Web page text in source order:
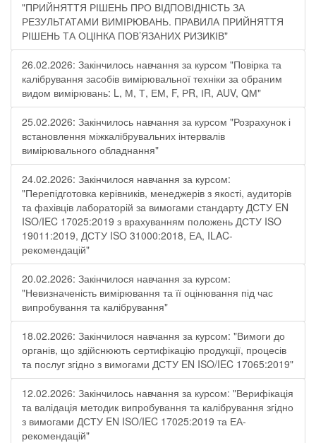
"ПРИЙНЯТТЯ РІШЕНЬ ПРО ВІДПОВІДНІСТЬ ЗА
РЕЗУЛЬТАТАМИ ВИМІРЮВАНЬ. ПРАВИЛА ПРИЙНЯТТЯ
РІШЕНЬ ТА ОЦІНКА ПОВ’ЯЗАНИХ РИЗИКІВ"
26.02.2026: Закінчилось навчання за курсом "Повірка та
калібрування засобів вимірювальної техніки за обраним
видом вимірювань: L, М, Т, ЕМ, F, РR, ІR, АUV, QМ"
25.02.2026: Закінчилось навчання за курсом "Розрахунок і
встановлення міжкалібрувальних інтервалів
вимірювального обладнання"
24.02.2026: Закінчилося навчання за курсом:
"Перепідготовка керівників, менеджерів з якості, аудиторів
та фахівців лабораторій за вимогами стандарту ДСТУ EN
ISO/IEC 17025:2019 з врахуванням положень ДСТУ ISO
19011:2019, ДСТУ ISO 31000:2018, ЕА, ILAC-
рекомендацій"
20.02.2026: Закінчилося навчання за курсом:
"Невизначеність вимірювання та її оцінювання під час
випробування та калібрування"
18.02.2026: Закінчилося навчання за курсом: "Вимоги до
органів, що здійснюють сертифікацію продукції, процесів
та послуг згідно з вимогами ДСТУ EN ISO/IEC 17065:2019"
12.02.2026: Закінчилось навчання за курсом: "Верифікація
та валідація методик випробування та калібрування згідно
з вимогами ДСТУ EN ISO/IEC 17025:2019 та ЕА-
рекомендацій"